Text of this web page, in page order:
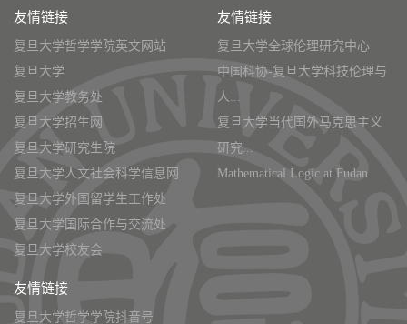
友情链接
复旦大学哲学学院英文网站
复旦大学
复旦大学教务处
复旦大学招生网
复旦大学研究生院
复旦大学人文社会科学信息网
复旦大学外国留学生工作处
复旦大学国际合作与交流处
复旦大学校友会
友情链接
复旦大学全球伦理研究中心
中国科协-复旦大学科技伦理与
人...
复旦大学当代国外马克思主义
研究...
Mathematical Logic at Fudan
友情链接
复旦大学哲学学院抖音号